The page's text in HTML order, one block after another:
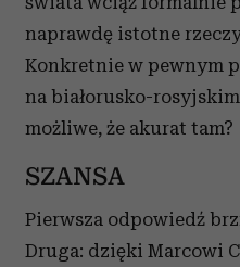
naprawdę istotne
Konkretnie w pewnym
na białorusko-
możliwe, że akurat tam?
SZANSA
Pierwsza odpowiedź
Druga: dzięki Marcowi